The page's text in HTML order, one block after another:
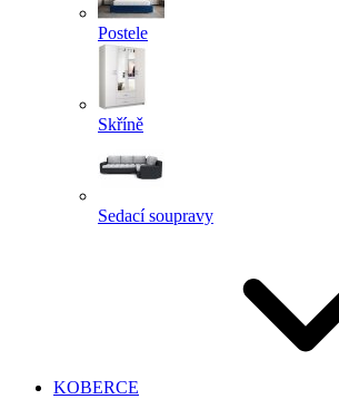
Postele
Skříně
Sedací soupravy
KOBERCE